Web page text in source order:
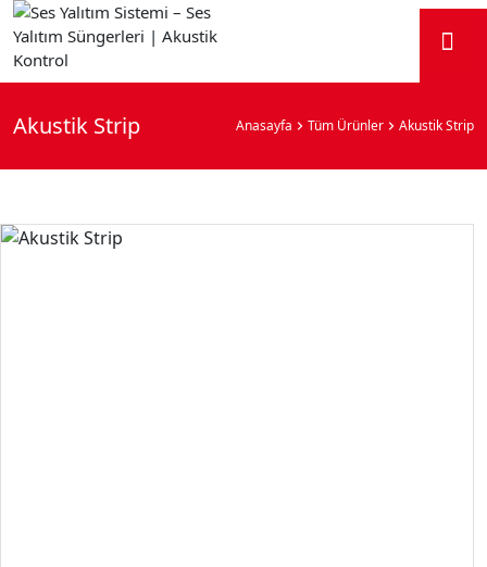
Akustik Strip Anasayfa Tüm Ürünler Akustik Strip